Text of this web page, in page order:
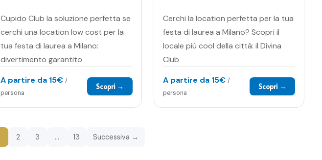
Cupido Club la soluzione perfetta se
cerchi una location low cost per la
tua festa di laurea a Milano:
divertimento garantito
A partire da 15€ /
persona
Scopri →
Cerchi la location perfetta per la tua
festa di laurea a Milano? Scopri il
locale più cool della città: il Divina
Club
A partire da 15€ /
persona
Scopri →
2 3 … 13 Successiva →